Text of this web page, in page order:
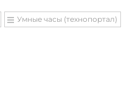
Умные часы (технопортал)